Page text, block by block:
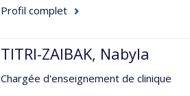
Surveillance biologique
Profil complet
TITRI-ZAIBAK, Nabyla
Chargée d'enseignement de clinique